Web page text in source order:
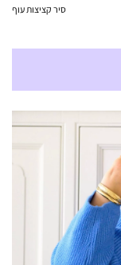
סיר קציצות עוף